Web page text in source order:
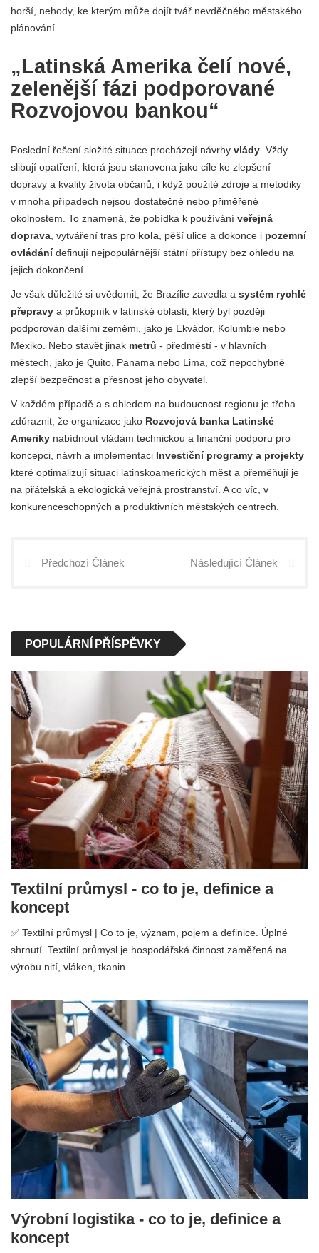
horší, nehody, ke kterým může dojít tvář nevděčného městského
plánování
„Latinská Amerika čelí nové,
zelenější fázi podporované
Rozvojovou bankou“
Poslední řešení složité situace procházejí návrhy vlády . Vždy
slibují opatření, která jsou stanovena jako cíle ke zlepšení
dopravy a kvality života občanů, i když použité zdroje a metodiky
v mnoha případech nejsou dostatečné nebo přiměřené
okolnostem. To znamená, že pobídka k používání veřejná
doprava , vytváření tras pro kola , pěší ulice a dokonce i pozemní
ovládánídefinují nejpopulárnější státní přístupy bez ohledu na
jejich dokončení.
Je však důležité si uvědomit, že Brazílie zavedla a systém rychlé
přepravy a průkopník v latinské oblasti, který byl později
podporován dalšími zeměmi, jako je Ekvádor, Kolumbie nebo
Mexiko. Nebo stavět jinak metrů - předměstí - v hlavních
městech, jako je Quito, Panama nebo Lima, což nepochybně
zlepší bezpečnost a přesnost jeho obyvatel.
V každém případě a s ohledem na budoucnost regionu je třeba
zdůraznit, že organizace jako Rozvojová banka Latinské
Ameriky nabídnout vládám technickou a finanční podporu pro
koncepci, návrh a implementaci Investiční programy a projekty
které optimalizují situaci latinskoamerických měst a přeměňují je
na přátelská a ekologická veřejná prostranství. A co víc, v
konkurenceschopných a produktivních městských centrech.
Předchozí Článek Následující Článek
POPULÁRNÍ PŘÍSPĚVKY
Textilní průmysl - co to je, definice a
koncept
✅ Textilní průmysl | Co to je, význam, pojem a definice. Úplné
shrnutí. Textilní průmysl je hospodářská činnost zaměřená na
výrobu nití, vláken, tkanin ...…
Výrobní logistika - co to je, definice a
koncept